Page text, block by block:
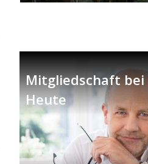
Mitgliedschaft bei
Heute